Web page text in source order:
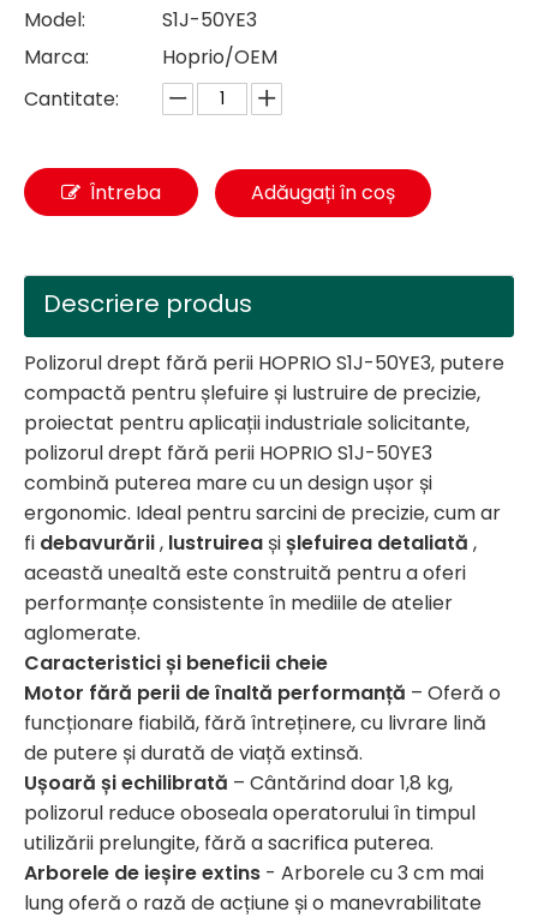
Model:
S1J-50YE3
Marca:
Hoprio/OEM
Cantitate:
Întreba Adăugați în coș
Descriere produs
Polizorul drept fără perii HOPRIO S1J-50YE3, putere
compactă pentru șlefuire și lustruire de precizie,
proiectat pentru aplicații industriale solicitante,
polizorul drept fără perii HOPRIO S1J-50YE3
combină puterea mare cu un design ușor și
ergonomic. Ideal pentru sarcini de precizie, cum ar
fi debavurării, lustruirea șișlefuirea detaliată ,
această unealtă este construită pentru a oferi
performanțe consistente în mediile de atelier
aglomerate.
Caracteristici și beneficii cheie
Motor fără perii de înaltă performanță – Oferă o
funcționare fiabilă, fără întreținere, cu livrare lină
de putere și durată de viață extinsă.
Ușoară și echilibrată – Cântărind doar 1,8 kg,
polizorul reduce oboseala operatorului în timpul
utilizării prelungite, fără a sacrifica puterea.
Arborele de ieșire extins - Arborele cu 3 cm mai
lung oferă o rază de acțiune și o manevrabilitate